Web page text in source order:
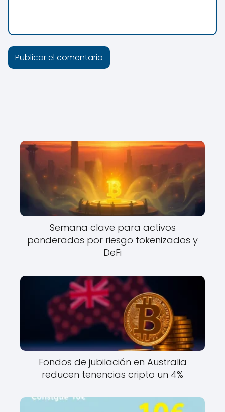
Semana clave para activos
ponderados por riesgo tokenizados y
DeFi
Fondos de jubilación en Australia
reducen tenencias cripto un 4%